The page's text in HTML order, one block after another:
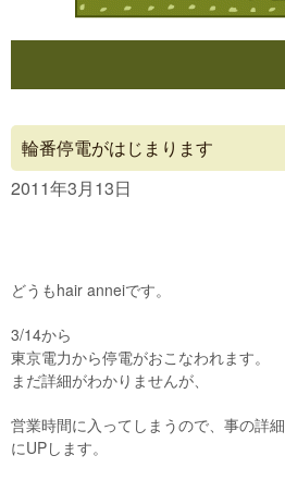
Concept
Blog
Contact
輪番停電がはじまります
2011年3月13日
どうもhair anneiです。
3/14から
東京電力から停電がおこなわれます。
まだ詳細がわかりませんが、
営業時間に入ってしまうので、事の詳
にUPします。